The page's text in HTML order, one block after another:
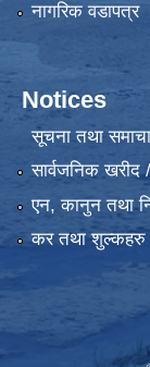
नागरिक वडापत्र
Notices
सूचना तथा
सार्वजनिक खरीद
एन, कानुन तथा
कर तथा शुल्कहरु